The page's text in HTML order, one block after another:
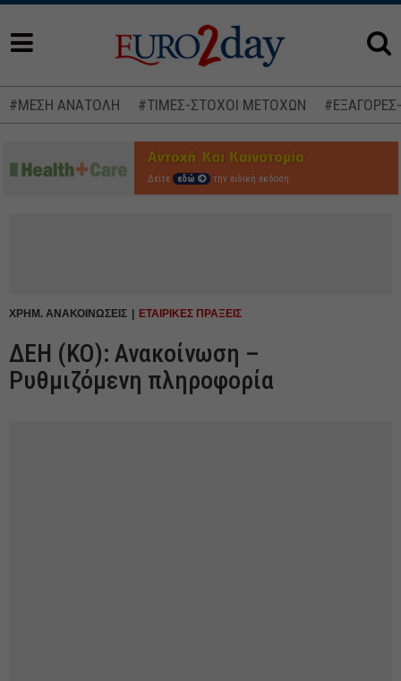
#ΜΕΣΗ ΑΝΑΤΟΛΗ #ΤΙΜΕΣ-ΣΤΟΧΟΙ ΜΕΤΟΧΩΝ
Δείτε εδώ την ειδική έκδοση
ΧΡΗΜ. ΑΝΑΚΟΙΝΩΣΕΙΣ ΕΤΑΙΡΙΚΕΣ ΠΡΑΞΕΙΣ
ΔΕΗ (ΚΟ): Ανακοίνωση –
Ρυθμιζόμενη πληροφορία